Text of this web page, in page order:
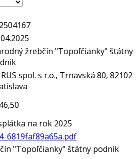
žrebčín "Topoľčianky" štátny
spol. s r.o., Trnavská 80, 82102
na rok 2025
"Topoľčianky" štátny podnik